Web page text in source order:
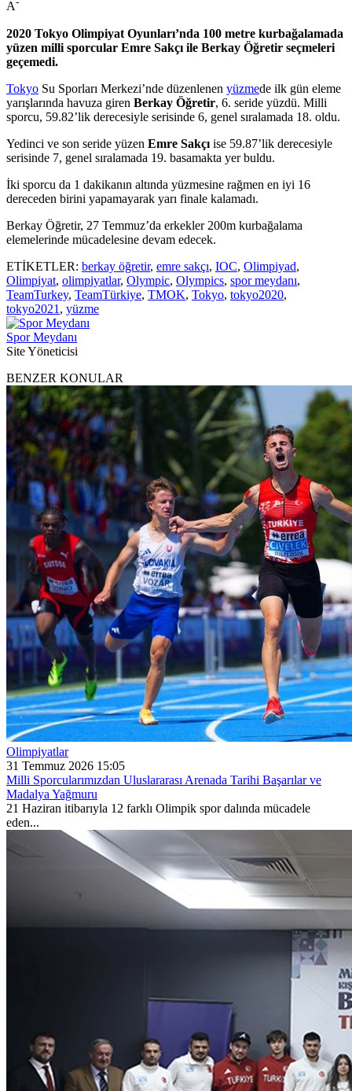
A
2020 Tokyo Olimpiyat Oyunları’nda 100 metre kurbağalamada
yüzen milli sporcular Emre Sakçı ile Berkay Öğretir seçmeleri
geçemedi.
Tokyo Su Sporları Merkezi’nde düzenlenen yüzmede ilk gün eleme
yarışlarında havuza giren Berkay Öğretir, 6. seride yüzdü. Milli
sporcu, 59.82’lik derecesiyle serisinde 6, genel sıralamada 18. oldu.
Yedinci ve son seride yüzen Emre Sakçı ise 59.87’lik derecesiyle
serisinde 7, genel sıralamada 19. basamakta yer buldu.
İki sporcu da 1 dakikanın altında yüzmesine rağmen en iyi 16
dereceden birini yapamayarak yarı finale kalamadı.
Berkay Öğretir, 27 Temmuz’da erkekler 200m kurbağalama
elemelerinde mücadelesine devam edecek.
ETİKETLER: berkay öğretir, emre sakçı, IOC, Olimpiyad,
Olimpiyat, olimpiyatlar, Olympic, Olympics, spor meydanı,
TeamTurkey, TeamTürkiye, TMOK, Tokyo, tokyo2020,
tokyo2021 , yüzme
Spor Meydanı
Site Yöneticisi
BENZER KONULAR
Olimpiyatlar
31 Temmuz 2026 15:05
Milli Sporcularımızdan Uluslararası Arenada Tarihi Başarılar ve
Madalya Yağmuru
21 Haziran itibarıyla 12 farklı Olimpik spor dalında mücadele
eden...